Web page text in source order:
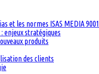
et les normes ISAS MEDIA 9001
enjeux stratégiques
produits
des clients